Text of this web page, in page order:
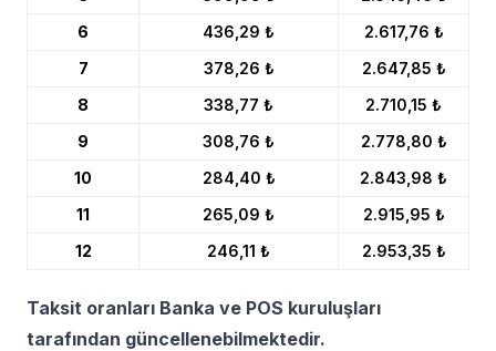
6
436,29 ₺
2.617,76 ₺
7
378,26 ₺
2.647,85 ₺
8
338,77 ₺
2.710,15 ₺
9
308,76 ₺
2.778,80 ₺
10
284,40 ₺
2.843,98 ₺
11
265,09 ₺
2.915,95 ₺
12
246,11 ₺ 2.953,35 ₺
Taksit oranları Banka ve POS kuruluşları
tarafından güncellenebilmektedir.